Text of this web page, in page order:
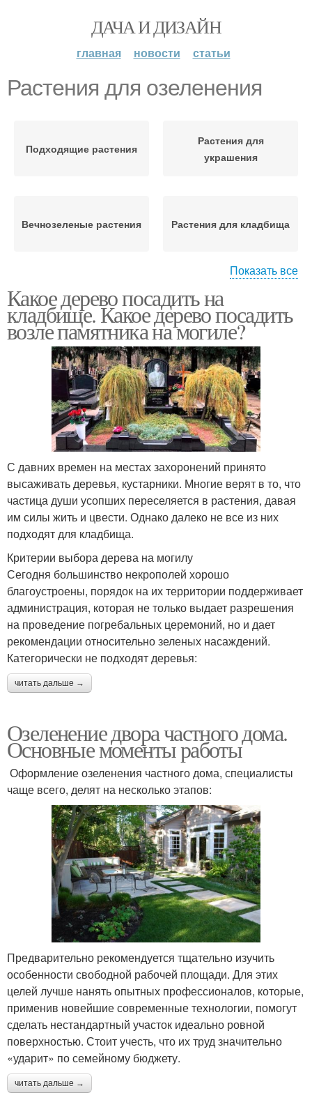
ДАЧА И ДИЗАЙН
главная новости статьи
Растения для озеленения
Подходящие растения
Растения для
украшения
Вечнозеленые растения Растения для кладбища
Растения на могиле Хвойные растения
Растения на кладбище Декоративные растения
Популярные растения Растения для сада
Растения для участка
Морозостойкие
Растения для клумбы
Растения в
ландшафтном дизайне
вечнозеленых растений
Шпалеры для
вьющихся растений
Вьющиеся растения
Опоры для растений Растения для забора
Многолетние растения Опор для растений
Вьющееся растение Растение для сада
Шпалеры под
вьющиеся растения
Показать все
Какое дерево посадить на
кладбище. Какое дерево посадить
возле памятника на могиле?
С давних времен на местах захоронений принято
высаживать деревья, кустарники. Многие верят в то, что
частица души усопших переселяется в растения, давая
им силы жить и цвести. Однако далеко не все из них
подходят для кладбища.
Критерии выбора дерева на могилу
Сегодня большинство некрополей хорошо
благоустроены, порядок на их территории поддерживает
администрация, которая не только выдает разрешения
на проведение погребальных церемоний, но и дает
рекомендации относительно зеленых насаждений.
Категорически не подходят деревья:
читать дальше →
Озеленение двора частного дома.
Основные моменты работы
Оформление озеленения частного дома, специалисты
чаще всего, делят на несколько этапов:
Предварительно рекомендуется тщательно изучить
особенности свободной рабочей площади. Для этих
целей лучше нанять опытных профессионалов, которые,
применив новейшие современные технологии, помогут
сделать нестандартный участок идеально ровной
поверхностью. Стоит учесть, что их труд значительно
«ударит» по семейному бюджету.
читать дальше →